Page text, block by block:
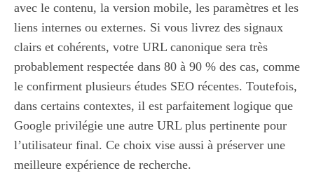
avec le contenu, la version mobile, les paramètres et les
liens internes ou externes. Si vous livrez des signaux
clairs et cohérents, votre URL canonique sera très
probablement respectée dans 80 à 90 % des cas, comme
le confirment plusieurs études SEO récentes. Toutefois,
dans certains contextes, il est parfaitement logique que
Google privilégie une autre URL plus pertinente pour
l’utilisateur final. Ce choix vise aussi à préserver une
meilleure expérience de recherche.